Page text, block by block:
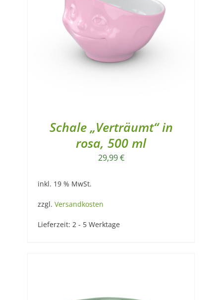
Schale „Verträumt“ in
rosa, 500 ml
29,99€
inkl. 19 % MwSt.
zzgl. Versandkosten
Lieferzeit: 2 - 5 Werktage